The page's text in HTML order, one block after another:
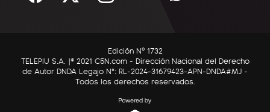
C5N Autos
RatingCero
Edición Nº 1732
TELEPIU S.A. |© 2021 C5N.com - Dirección Nacional del Derecho
de Autor DNDA Legajo N°: RL-2024-31679423-APN-DNDA#MJ -
Todos los derechos reservados.